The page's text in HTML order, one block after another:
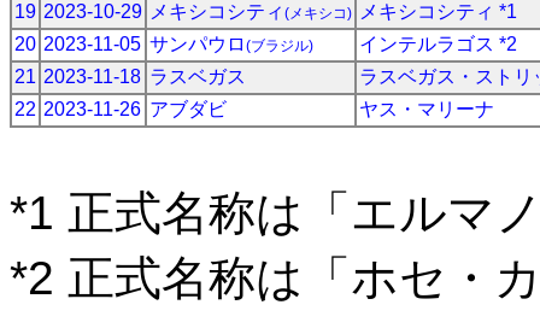
19 2023-10-29 メキシコシティ (メキシコ)
メキシコシティ *1
20 2023-11-05 サンパウロ (ブラジル)
インテルラゴス *2
21 2023-11-18 ラスベガス
ラスベガス・ストリ
22 2023-11-26 アブダビ ヤス・マリーナ
*1 正式名称は「エルマ
*2 正式名称は「ホセ・